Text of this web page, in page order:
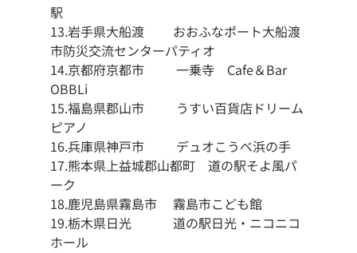
駅
13.岩手県大船渡　     おおふなポート大船渡
市防災交流センターパティオ
14.京都府京都市　　  一乗寺　Cafe＆Bar
OBBLi
15.福島県郡山市　　  うすい百貨店ドリーム
ピアノ
16.兵庫県神戸市　　  デュオこうべ浜の手
17.熊本県上益城郡山都町　道の駅そよ風パ
ーク
18.鹿児島県霧島市　 霧島市こども館
19.栃木県日光　　　 道の駅日光・ニコニコ
ホール